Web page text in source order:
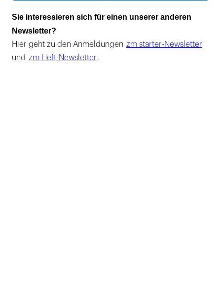
Sie interessieren sich für einen unserer anderen
Newsletter?
Hier geht zu den Anmeldungen zm starter-Newsletter
und zm Heft-Newsletter .